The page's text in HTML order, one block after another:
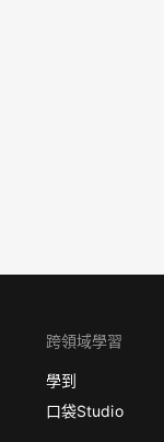
跨領域學習
學到
口袋Studio